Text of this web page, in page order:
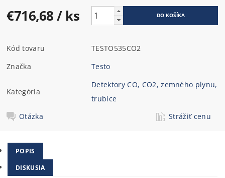
€716,68/ ks
Kód tovaru
TESTO535CO2
Značka
Testo
Kategória
Detektory CO, CO2, zemného plynu,
trubice
Otázka
Strážiť cenu
POPIS
DISKUSIA